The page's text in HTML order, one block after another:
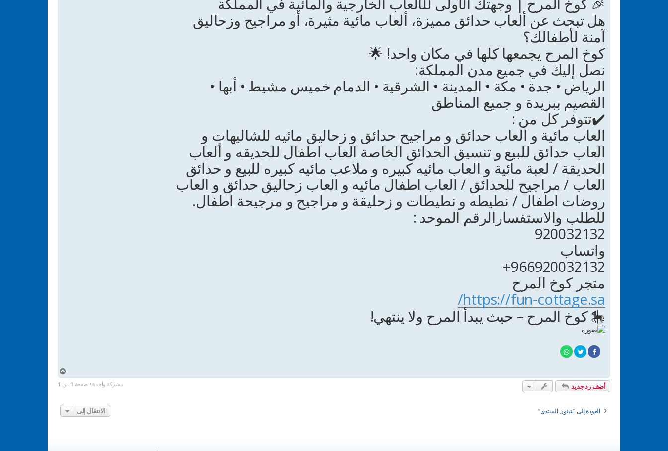
ة
هل تبحث عن ألعاب حدائق مميزة، ألعاب مائية مثيرة، أو مراجيح وزحاليق
آمنة لأطفالك؟
كوخ المرح يجمعها كلها في مكان واحد! 🌟
نصل إليك في جميع مدن المملكة:
الرياض • جدة • مكة • المدينة • الشرقية • الدمام خميس مشيط • أبها •
القصيم ببريدة و جميع المناطق
✔️تتوفر كل من :
العاب مائية و العاب حدائق و مراجيح حدائق و زحاليق مائيه للشاليهات و
العاب حدائق للبيع و تنسيق الحدائق الخاصة العاب اطفال للحديقه و ألعاب
الحديقة / لعبة مائية و العاب مائيه كبيره و ملاعب مائيه كبيره للبيع و حدائق
العاب / مراجيح للحدائق / العاب اطفال مائيه و العاب زحاليق حدائق و العاب
روضات اطفال / نطيطه و نطيطات و زحليقة و مراجيح و مرجيحة اطفال.
للطلب والاستفسارالرقم الموحد :
920032132
واتساب
966920032132+
متجر كوخ المرح
https://fun-cottage.sa/
🎠 كوخ المرح – حيث يبدأ المرح ولا ينتهي!
أضف رد جديد مشاركة واحدة • صفحة 1 من 1
العودة إلى ”شئون المنتدى“ الانتقال إلى